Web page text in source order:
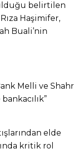
belirtilen
Haşimifer,
Buali’nin
Melli ve Shahr
elde
kritik rol